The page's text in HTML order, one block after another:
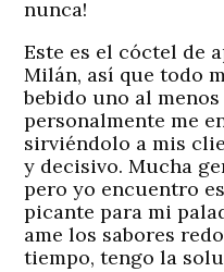
nunca!
Este es el cóctel de
Milán, así que todo
bebido uno al menos
personalmente me
sirviéndolo a mis
y decisivo. Mucha
pero yo encuentro
picante para mi
ame los sabores
tiempo, tengo la